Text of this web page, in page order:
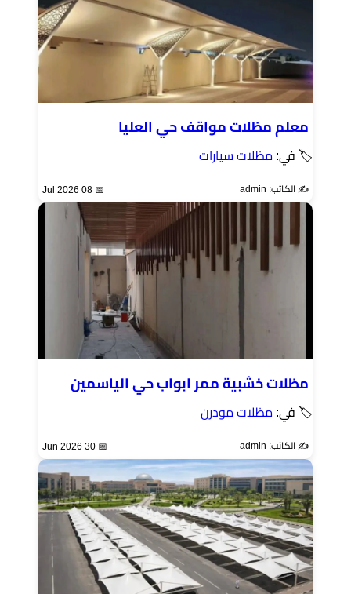
معلم مظلات مواقف حي العليا
🏷 في: مظلات سيارات
✍️ الكاتب: admin 📅 08 Jul 2026
مظلات خشبية ممر ابواب حي الياسمين
🏷 في: مظلات مودرن
✍️ الكاتب: admin 📅 30 Jun 2026